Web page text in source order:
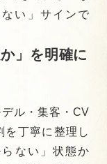
い」サインで
」を明確に
デル ・集客・CV
を丁寧に整理し
ない」状態か